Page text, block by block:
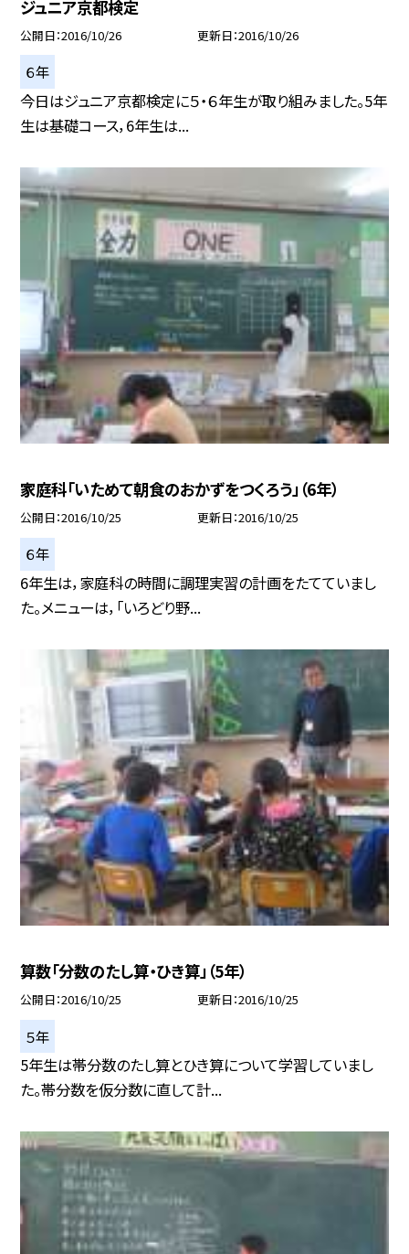
ジュニア京都検定
公開日 2016/10/26 更新日 2016/10/26
６年
今日はジュニア京都検定に５・６年生が取り組みました。5年
生は基礎コース，6年生は...
家庭科「いためて朝食のおかずをつくろう」（6年）
公開日 2016/10/25 更新日 2016/10/25
６年
6年生は，家庭科の時間に調理実習の計画をたてていまし
た。メニューは，「いろどり野...
算数「分数のたし算・ひき算」（5年）
公開日 2016/10/25 更新日 2016/10/25
５年
5年生は帯分数のたし算とひき算について学習していまし
た。帯分数を仮分数に直して計...